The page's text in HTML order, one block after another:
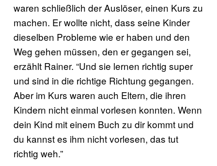
waren schließlich der Auslöser, einen Kurs zu
machen. Er wollte nicht, dass seine Kinder
dieselben Probleme wie er haben und den
Weg gehen müssen, den er gegangen sei,
erzählt Rainer. “Und sie lernen richtig super
und sind in die richtige Richtung gegangen.
Aber im Kurs waren auch Eltern, die ihren
Kindern nicht einmal vorlesen konnten. Wenn
dein Kind mit einem Buch zu dir kommt und
du kannst es ihm nicht vorlesen, das tut
richtig weh.”